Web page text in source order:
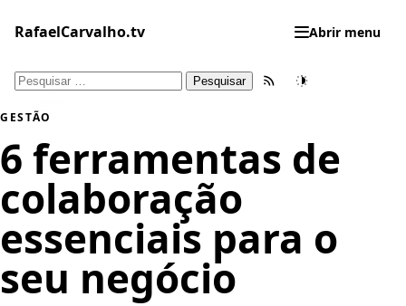
para
conteúdo
RafaelCarvalho.tv Abrir menu
Pesquisar
Feed RSSTema
GESTÃO
6 ferramentas de
colaboração
essenciais para o
seu negócio